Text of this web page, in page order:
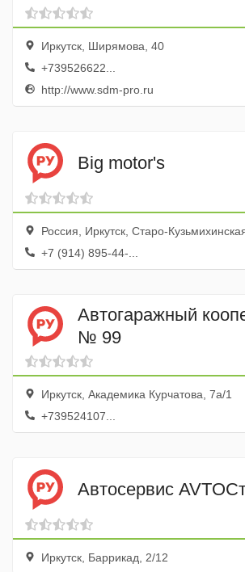
Иркутск, Ширямова, 40
+739526622...
http://www.sdm-pro.ru
Big motor's
Россия, Иркутск, Старо-
+7 (914) 895-44-...
Автогаражный
№ 99
Иркутск, Академика Курчатова, 7а/1
+739524107...
Автосервис
Иркутск, Баррикад, 2/12